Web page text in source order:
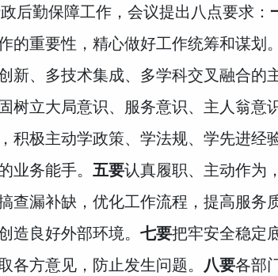
后勤保障工作，会议提出八点要求：
的重要性，精心做好工作统筹和谋划。
新、多技术集成、多学科交叉融合的
树立大局意识、服务意识、主人翁意
积极主动学政策、学法规、学先进经
业务能手。 五要认真履职、主动作为
查漏补缺，优化工作流程，提高服务质
造良好外部环境。 七要把牢安全稳定
各方意见，防止发生问题。 八要各部